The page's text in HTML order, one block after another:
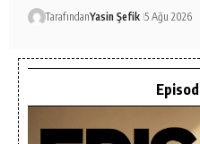
TarafındanYasin Şefik 5 Ağu 2026